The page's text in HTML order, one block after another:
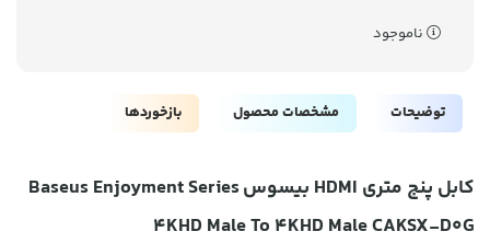
ناموجود
توضیحات مشخصات محصول بازخوردها
کابل پنج متری HDMI بیسوس Baseus Enjoyment Series
4KHD Male To 4KHD Male CAKSX-D0G